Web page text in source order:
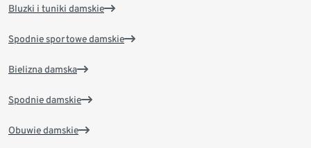
Bluzki i tuniki damskie
Spodnie sportowe damskie
Bielizna damska
Spodnie damskie
Obuwie damskie